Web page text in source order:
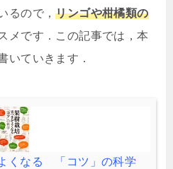
るので，リンゴや柑橘類の
メです．この記事では，本
いていきます．
くなる 「コツ」の科学